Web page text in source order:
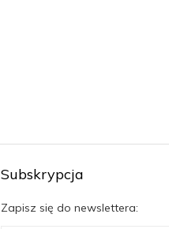
Subskrypcja
Zapisz się do newslettera: